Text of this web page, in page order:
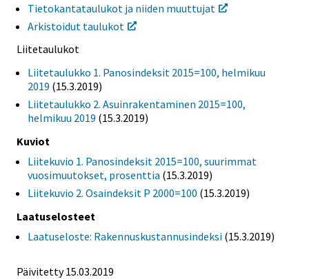
Tietokantataulukot ja niiden muuttujat
Arkistoidut taulukot
Liitetaulukot
Liitetaulukko 1. Panosindeksit 2015=100, helmikuu
2019 (15.3.2019)
Liitetaulukko 2. Asuinrakentaminen 2015=100,
helmikuu 2019 (15.3.2019)
Kuviot
Liitekuvio 1. Panosindeksit 2015=100, suurimmat
vuosimuutokset, prosenttia (15.3.2019)
Liitekuvio 2. Osaindeksit P 2000=100 (15.3.2019)
Laatuselosteet
Laatuseloste: Rakennuskustannusindeksi (15.3.2019)
Päivitetty 15.03.2019